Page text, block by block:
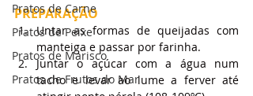
Pratos de Carne
Pratos de Peixe
Pratos de Marisco
Pratos de Frutos do Mar
PREPARAÇÃO
Untar as formas de queijadas com
manteiga e passar por farinha.
Juntar o açúcar com a água num
tacho e levar ao lume a ferver até